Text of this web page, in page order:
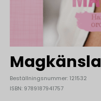
Magkänsla
Beställningsnummer: 121532
ISBN: 9789187941757